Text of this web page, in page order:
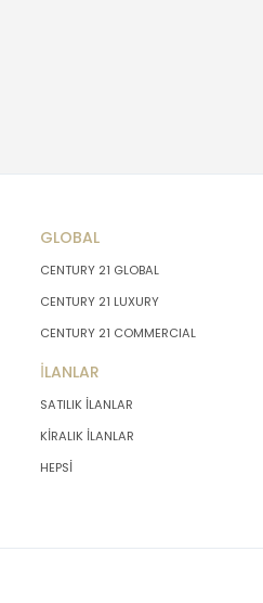
GLOBAL
CENTURY 21 GLOBAL
CENTURY 21 LUXURY
CENTURY 21 COMMERCIAL
İLANLAR
SATILIK İLANLAR
KİRALIK İLANLAR
HEPSİ